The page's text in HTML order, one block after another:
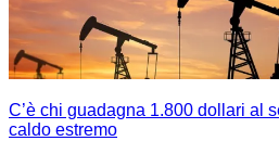
C’è chi guadagna 1.800 dollari al
caldo estremo